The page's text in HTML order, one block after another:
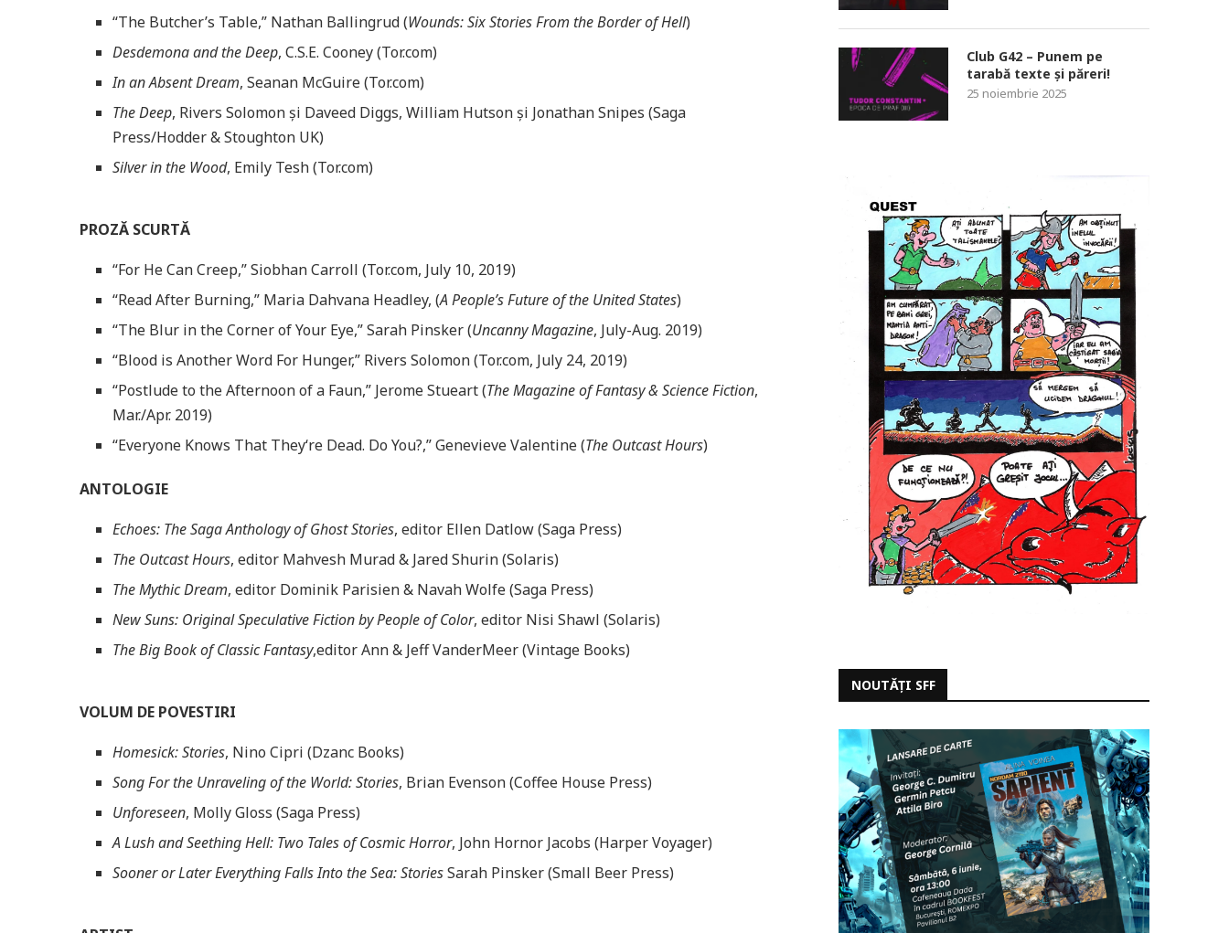
“The Butcher’s Table,” Nathan Ballingrud (Wounds: Six Stories From the Border of Hell)
Desdemona and the Deep, C.S.E. Cooney (Tor.com)
In an Absent Dream, Seanan McGuire (Tor.com)
The Deep, Rivers Solomon și Daveed Diggs, William Hutson și Jonathan Snipes (Saga
Press/Hodder & Stoughton UK)
Silver in the Wood, Emily Tesh (Tor.com)
PROZĂ SCURTĂ
“For He Can Creep,” Siobhan Carroll (Tor.com, July 10, 2019)
“Read After Burning,” Maria Dahvana Headley, (A People’s Future of the United States)
“The Blur in the Corner of Your Eye,” Sarah Pinsker (Uncanny Magazine, July-Aug. 2019)
“Blood is Another Word For Hunger,” Rivers Solomon (Tor.com, July 24, 2019)
“Postlude to the Afternoon of a Faun,” Jerome Stueart (The Magazine of Fantasy & Science Fiction,
Mar./Apr. 2019)
“Everyone Knows That They‘re Dead. Do You?,” Genevieve Valentine (The Outcast Hours)
ANTOLOGIE
Echoes: The Saga Anthology of Ghost Stories, editor Ellen Datlow (Saga Press)
The Outcast Hours, editor Mahvesh Murad & Jared Shurin (Solaris)
The Mythic Dream, editor Dominik Parisien & Navah Wolfe (Saga Press)
New Suns: Original Speculative Fiction by People of Color, editor Nisi Shawl (Solaris)
The Big Book of Classic Fantasy,editor Ann & Jeff VanderMeer (Vintage Books)
VOLUM DE POVESTIRI
Homesick: Stories, Nino Cipri (Dzanc Books)
Song For the Unraveling of the World: Stories, Brian Evenson (Coffee House Press)
Unforeseen, Molly Gloss (Saga Press)
A Lush and Seething Hell: Two Tales of Cosmic Horror, John Hornor Jacobs (Harper Voyager)
Sooner or Later Everything Falls Into the Sea: StoriesSarah Pinsker (Small Beer Press)
Club G42 – Punem pe
tarabă texte și păreri!
25 noiembrie 2025
NOUTĂȚI SFF